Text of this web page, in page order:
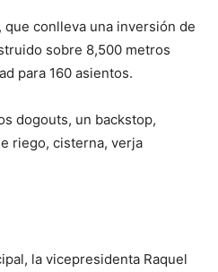
conlleva una inversión de
sobre 8,500 metros
para 160 asientos.
dogouts, un backstop,
riego, cisterna, verja
la vicepresidenta Raquel